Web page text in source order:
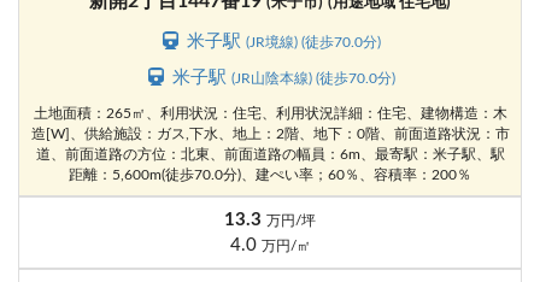
米子駅(JR境線) (徒歩70.0分)
米子駅(JR山陰本線) (徒歩70.0分)
土地面積：265㎡、利用状況：住宅、利用状況詳細：住宅、建物構造：木
造[W]、供給施設：ガス,下水、地上：2階、地下：0階、前面道路状況：市
道、前面道路の方位：北東、前面道路の幅員：6m、最寄駅：米子駅、駅
距離：5,600m(徒歩70.0分)、建ぺい率；60％、容積率：200％
13.3 万円/坪
4.0 万円/㎡